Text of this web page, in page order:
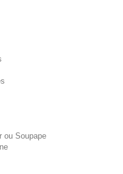
ou Soupape